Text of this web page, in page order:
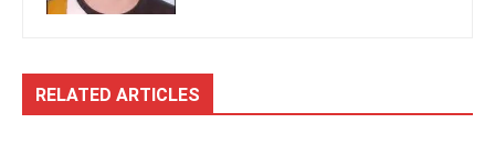
RELATED ARTICLES